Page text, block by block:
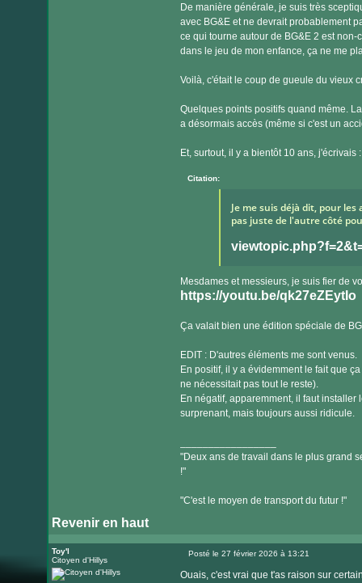
De manière générale, je suis très
avec BG&E et ne devrait probablement
ce qui tourne autour de BG&E 2 est
dans le jeu de mon enfance, ça ne me
Voilà, c'était le coup de gueule du vieux
Quelques points positifs quand même.
a désormais accès (même si c'est un
Et, surtout, il y a bientôt 10 ans, j'écrivais :
Citation:
Je me suis déjà dit, pour
pas juste de l'autre côté
Mesdames et messieurs, je suis fier de
https://youtu.be/qk27eZEytIo
Ça valait bien une édition spéciale de
EDIT : D'autres éléments me sont venus.
En positif, il y a évidemment le fait que
ne nécessitait pas tout le reste).
En négatif, apparemment, il faut
surprenant, mais toujours aussi ridicule.
"Deux ans de travail dans le plus grand
!"
"C'est le moyen de transport du futur !"
Revenir en haut
Toy'l
Citoyen d'Hillys
Posté le 27 février 2026 à 13:21
Ouais, c'est vrai que t'as raison sur